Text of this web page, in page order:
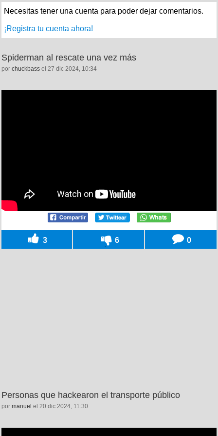
Necesitas tener una cuenta para poder dejar comentarios.
¡Registra tu cuenta ahora!
Spiderman al rescate una vez más
por chuckbass el 27 dic 2024, 10:34
3 6 0
Personas que hackearon el transporte público
por manuel el 20 dic 2024, 11:30